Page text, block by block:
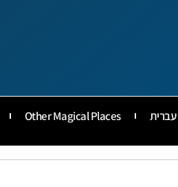
Other Magical Places
עברית